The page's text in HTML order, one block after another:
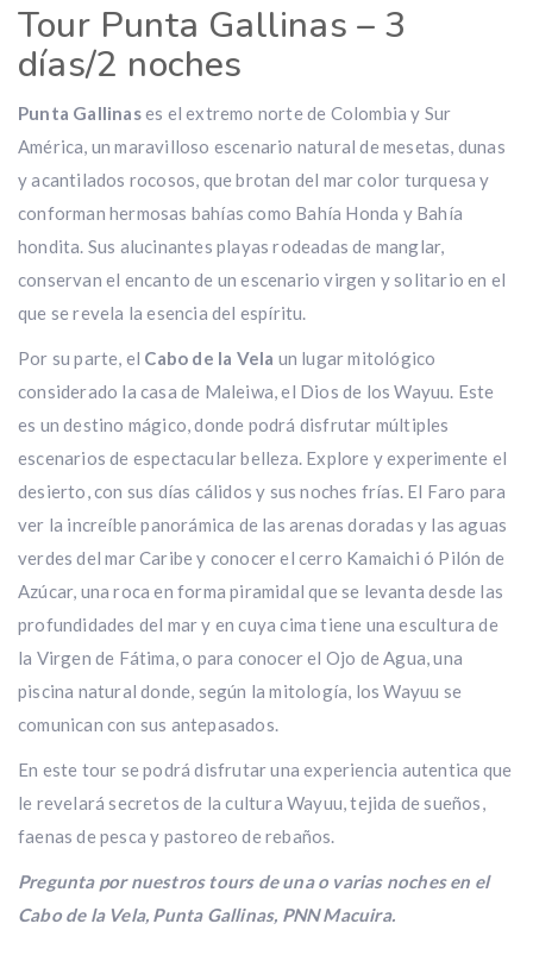
Tour Punta Gallinas – 3
días/2 noches
Punta Gallinases el extremo norte de Colombia y Sur
América, un maravilloso escenario natural de mesetas, dunas
y acantilados rocosos, que brotan del mar color turquesa y
conforman hermosas bahías como Bahía Honda y Bahía
hondita. Sus alucinantes playas rodeadas de manglar,
conservan el encanto de un escenario virgen y solitario en el
que se revela la esencia del espíritu.
Por su parte, el Cabo de la Vela un lugar mitológico
considerado la casa de Maleiwa, el Dios de los Wayuu. Este
es un destino mágico, donde podrá disfrutar múltiples
escenarios de espectacular belleza. Explore y experimente el
desierto, con sus días cálidos y sus noches frías. El Faro para
ver la increíble panorámica de las arenas doradas y las aguas
verdes del mar Caribe y conocer el cerro Kamaichi ó Pilón de
Azúcar, una roca en forma piramidal que se levanta desde las
profundidades del mar y en cuya cima tiene una escultura de
la Virgen de Fátima, o para conocer el Ojo de Agua, una
piscina natural donde, según la mitología, los Wayuu se
comunican con sus antepasados.
En este tour se podrá disfrutar una experiencia autentica que
le revelará secretos de la cultura Wayuu, tejida de sueños,
faenas de pesca y pastoreo de rebaños.
Pregunta por nuestros tours de una o varias noches en el
Cabo de la Vela, Punta Gallinas, PNN Macuira.